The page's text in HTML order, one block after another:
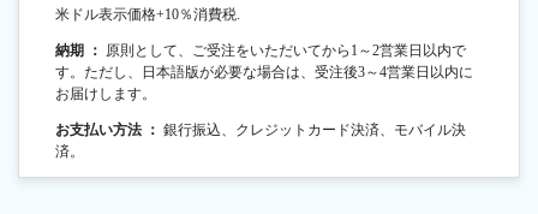
米ドル表示価格+10％消費税.
納期 ： 原則として、ご受注をいただいてから1～2営業日以内で
す。ただし、日本語版が必要な場合は、受注後3～4営業日以内に
お届けします。
お支払い方法 ： 銀行振込、クレジットカード決済、モバイル決
済。